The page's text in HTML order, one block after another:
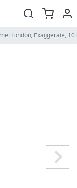
London, Exaggerate,